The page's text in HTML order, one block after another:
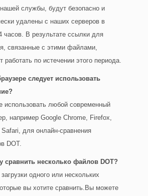
службы, будут безопасно и
удалены с наших серверов в
часов. В результате ссылки для
связанные с этими файлами,
работать по истечении этого периода.
следует использовать
использовать любой современный
например Google Chrome, Firefox,
для онлайн-сравнения
DOT.
сравнить несколько файлов DOT?
одного или нескольких
вы хотите сравнить.Вы можете